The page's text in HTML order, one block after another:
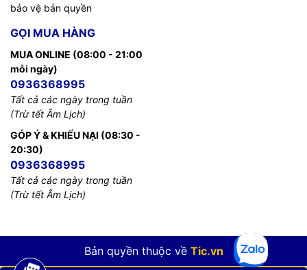
bảo vệ bản quyền
GỌI MUA HÀNG
MUA ONLINE (08:00 - 21:00
mỗi ngày)
0936368995
Tất cả các ngày trong tuần
(Trừ tết Âm Lịch)
GÓP Ý & KHIẾU NẠI (08:30 -
20:30)
0936368995
Tất cả các ngày trong tuần
(Trừ tết Âm Lịch)
Bản quyền thuộc về Tic.vn